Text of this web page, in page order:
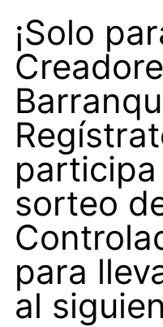
¡Solo
participa
sorteo
para
al